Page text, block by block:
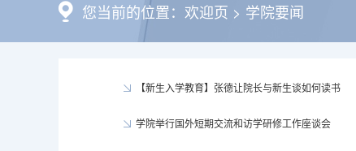
您当前的位置： 欢迎页 > 学院要闻
【新生入学教育】张德让院长与新生谈如何读书
学院举行国外短期交流和访学研修工作座谈会